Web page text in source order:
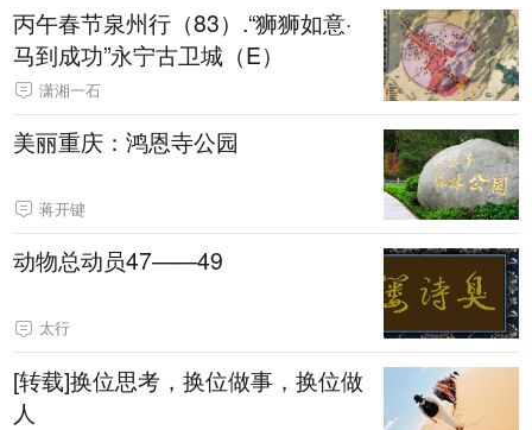
丙午春节泉州行（83）.“狮狮如意·
马到成功”永宁古卫城（E）
潇湘一石
美丽重庆：鸿恩寺公园
蒋开键
动物总动员47——49
太行
[转载]换位思考，换位做事，换位做
人